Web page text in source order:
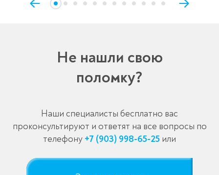
Не нашли свою
поломку?
Наши специалисты бесплатно вас
проконсультируют и ответят на все вопросы по
телефону +7 (903) 998-65-25 или